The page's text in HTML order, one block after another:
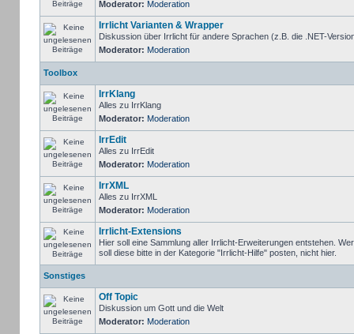
Moderator: Moderation
Irrlicht Varianten & Wrapper
Diskussion über Irrlicht für andere Sprachen (z.B. die .NET-
Moderator: Moderation
Toolbox
IrrKlang
Alles zu IrrKlang
Moderator: Moderation
IrrEdit
Alles zu IrrEdit
Moderator: Moderation
IrrXML
Alles zu IrrXML
Moderator: Moderation
Irrlicht-Extensions
Hier soll eine Sammlung aller Irrlicht-Erweiterungen entstehen.
soll diese bitte in der Kategorie "Irrlicht-Hilfe" posten, nicht hier.
Sonstiges
Off Topic
Diskussion um Gott und die Welt
Moderator: Moderation